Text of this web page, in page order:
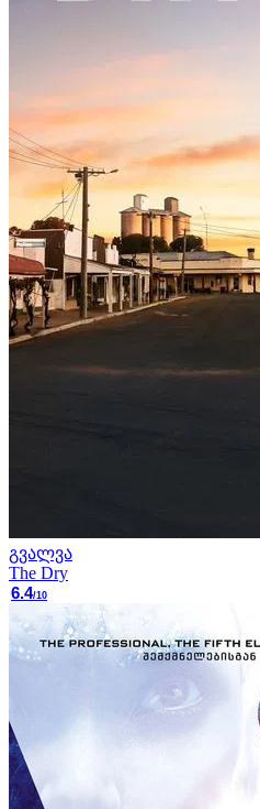
გვალვა
The Dry
6.4/10